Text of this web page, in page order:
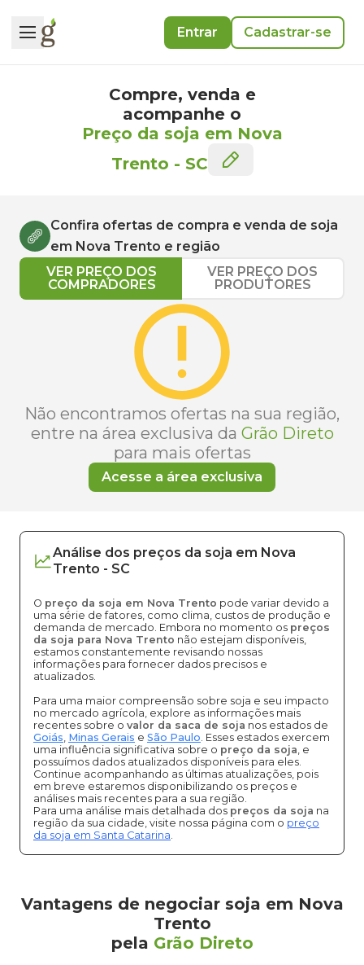
Entrar Cadastrar-se
Compre, venda e
acompanhe o
Preço da soja em Nova
Trento - SC
Confira ofertas de compra e venda de soja
em Nova Trento e região
VER PREÇO DOS
COMPRADORES
VER PREÇO DOS
PRODUTORES
Não encontramos ofertas na sua região,
entre na área exclusiva da Grão Direto
para mais ofertas
Acesse a área exclusiva
Análise dos preços da soja em Nova
Trento - SC
O preço da soja em Nova Trento pode variar devido a
uma série de fatores, como clima, custos de produção e
demanda de mercado. Embora no momento os preços
da soja para Nova Trento não estejam disponíveis,
estamos constantemente revisando nossas
informações para fornecer dados precisos e
atualizados.
Para uma maior compreensão sobre soja e seu impacto
no mercado agrícola, explore as informações mais
recentes sobre o valor da saca de soja nos estados de
Goiás, Minas Gerais e São Paulo. Esses estados exercem
uma influência significativa sobre o preço da soja, e
possuímos dados atualizados disponíveis para eles.
Continue acompanhando as últimas atualizações, pois
em breve estaremos disponibilizando os preços e
análises mais recentes para a sua região.
Para uma análise mais detalhada dos preços da soja na
região da sua cidade, visite nossa página com o preço
da soja em Santa Catarina.
Vantagens de negociar soja em Nova
Trento
pela Grão Direto